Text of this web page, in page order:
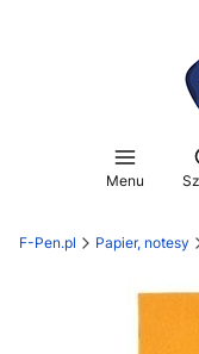
Menu
F-Pen.pl Papier, notesy